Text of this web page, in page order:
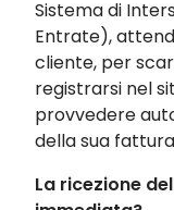
Sistema di
Entrate),
cliente, per
registrarsi nel
provvedere
della sua
La ricezione